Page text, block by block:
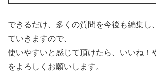
できるだけ、多くの質問を今後も編集し
ていきますので、
使いやすいと感じて頂けたら、いいね！
をよろしくお願いします。